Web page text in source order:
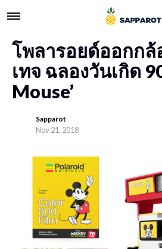
โพลารอยด์ออกกล้
เทจ ฉลองวันเกิด
Mouse’
Sapparot
Nov 21, 2018